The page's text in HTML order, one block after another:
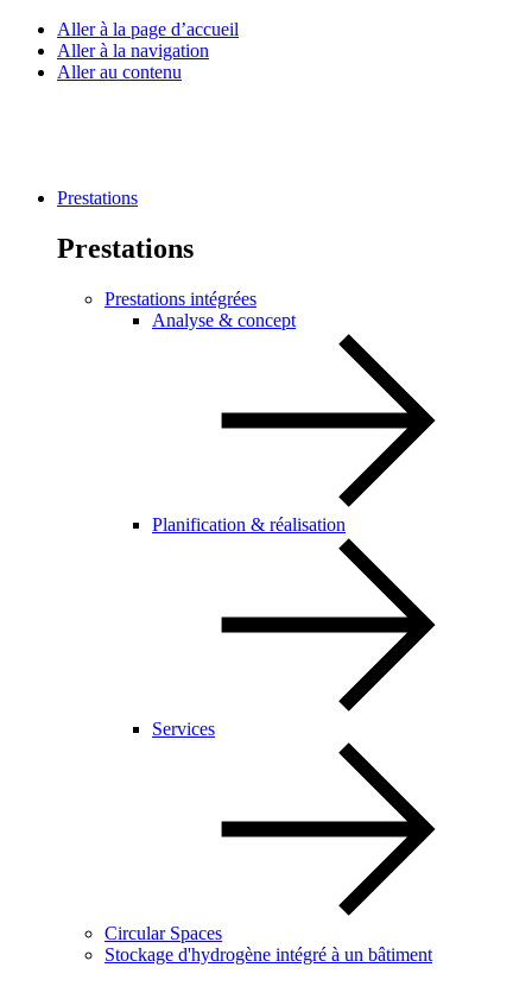
Aller à la page d’accueil
Aller à la navigation
Aller au contenu
Prestations
Prestations
Prestations intégrées
Analyse & concept
Planification & réalisation
Services
Circular Spaces
Stockage d'hydrogène intégré à un bâtiment